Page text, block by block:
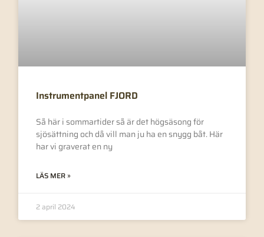
Instrumentpanel FJORD
Så här i sommartider så är det högsäsong för
sjösättning och då vill man ju ha en snygg båt. Här
har vi graverat en ny
LÄS MER »
2 april 2024